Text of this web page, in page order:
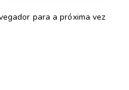
para a próxima vez